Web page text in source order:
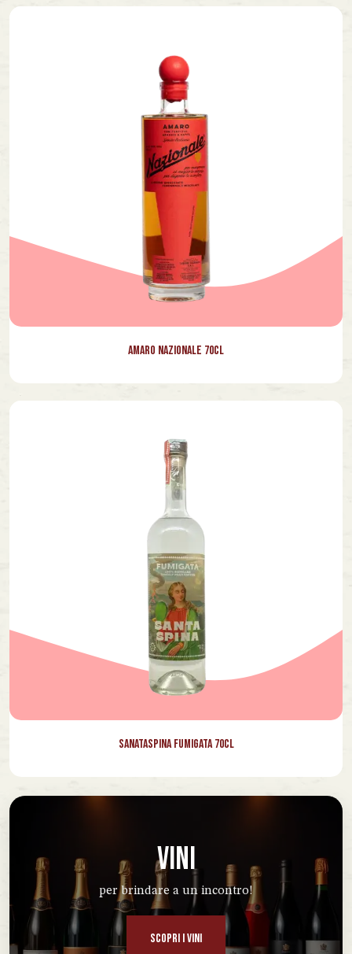
Amaro Nazionale 70cl
Sanataspina Fumigata 70cl
VINI
per brindare a un incontro!
SCOPRI I VINI